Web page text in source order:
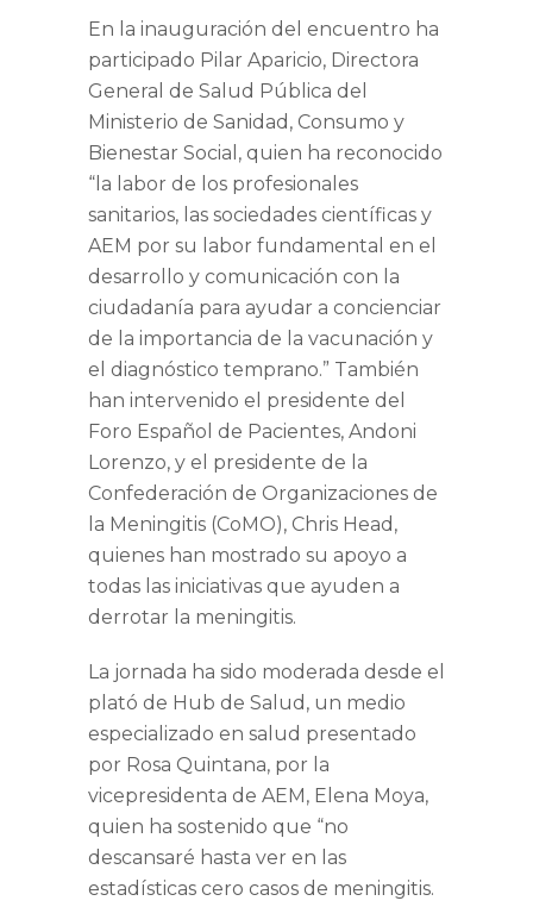
En la inauguración del encuentro ha
participado Pilar Aparicio, Directora
General de Salud Pública del
Ministerio de Sanidad, Consumo y
Bienestar Social, quien ha reconocido
“ la labor de los profesionales
sanitarios, las sociedades científicas y
AEM por su labor fundamental en el
desarrollo y comunicación con la
ciudadanía para ayudar a concienciar
de la importancia de la vacunación y
el diagnóstico temprano.” También
han intervenido el presidente del
Foro Español de Pacientes, Andoni
Lorenzo, y el presidente de la
Confederación de Organizaciones de
la Meningitis (CoMO), Chris Head ,
quienes han mostrado su apoyo a
todas las iniciativas que ayuden a
derrotar la meningitis.
La jornada ha sido moderada desde el
plató de Hub de Salud, un medio
especializado en salud presentado
por Rosa Quintana, por la
vicepresidenta de AEM, Elena Moya,
quien ha sostenido que “no
descansaré hasta ver en las
estadísticas cero casos de meningitis.